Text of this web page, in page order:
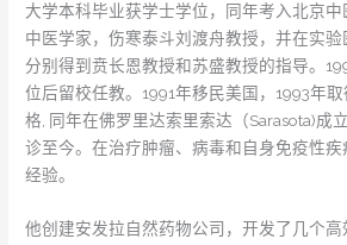
大学本科毕业获学士学位，同年考入北京
中医学家，伤寒泰斗刘渡舟教授，并在实
分别得到贲长恩教授和苏盛教授的指导。
位后留校任教。1991年移民美国，1993年
格, 同年在佛罗里达索里索达（Sarasota)成
诊至今。在治疗肿瘤、病毒和自身免疫性
经验。
他创建安发拉自然药物公司，开发了几个